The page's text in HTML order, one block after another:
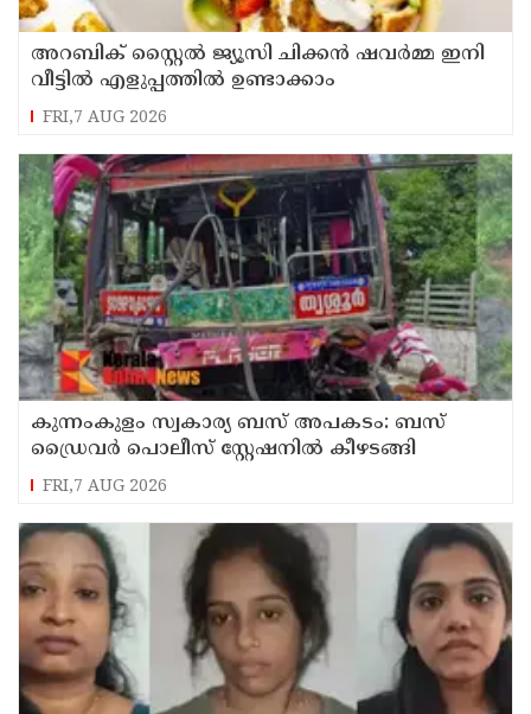
അറബിക് സ്റ്റൈൽ ജ്യൂസി ചിക്കൻ ഷവർമ്മ ഇനി
വീട്ടിൽ എളുപ്പത്തിൽ ഉണ്ടാക്കാം
FRI,7 AUG 2026
കുന്നംകുളം സ്വകാര്യ ബസ് അപകടം: ബസ്
ഡ്രൈവർ പൊലീസ് സ്റ്റേഷനിൽ കീഴടങ്ങി
FRI,7 AUG 2026